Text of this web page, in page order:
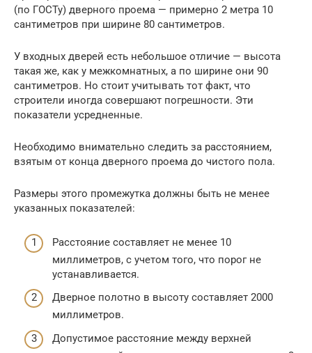
(по ГОСТу) дверного проема — примерно 2 метра 10
сантиметров при ширине 80 сантиметров.
У входных дверей есть небольшое отличие — высота
такая же, как у межкомнатных, а по ширине они 90
сантиметров. Но стоит учитывать тот факт, что
строители иногда совершают погрешности. Эти
показатели усредненные.
Необходимо внимательно следить за расстоянием,
взятым от конца дверного проема до чистого пола.
Размеры этого промежутка должны быть не менее
указанных показателей:
Расстояние составляет не менее 10
миллиметров, с учетом того, что порог не
устанавливается.
Дверное полотно в высоту составляет 2000
миллиметров.
Допустимое расстояние между верхней